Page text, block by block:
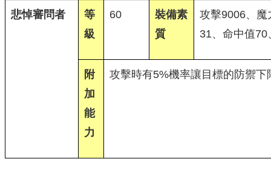
悲悼審問者
等
級
60
裝備素
質
攻擊9006、魔
31、命中值70
附
加
能
力
攻擊時有5%機率讓目標的防禦下